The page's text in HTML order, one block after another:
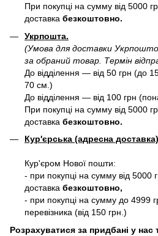
При покупці на сумму від 5000
доставка безкоштовно.
Укрпошта.
(Умова для доставки
за обраний товар. Термін
До відділення — від 50 грн (до
70 см.)
До відділення — від 100 грн
При покупці на сумму від 5000
доставка безкоштовно.
Кур'єрська (адресна
Кур'єром Нової пошти:
- при покупці на сумму від 5000
доставка безкоштовно,
- при покупці на сумму до 4999
перевізника (від 150 грн.)
Розрахуватися за придбані у